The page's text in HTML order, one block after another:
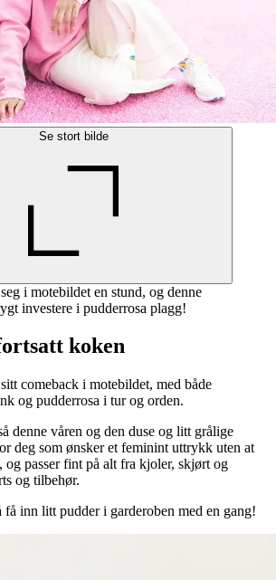
Se stort bilde
i motebildet en stund, og denne
investere i pudderrosa plagg!
koken
comeback i motebildet, med både
og pudderrosa i tur og orden.
denne våren og den duse og litt grålige
deg som ønsker et feminint uttrykk uten at
og passer fint på alt fra kjoler, skjørt og
og tilbehør.
få inn litt pudder i garderoben med en gang!